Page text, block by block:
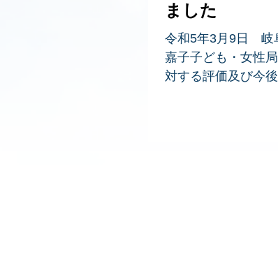
ました
令和5年3月9日 岐
嘉子子ども・女性
対する評価及び今